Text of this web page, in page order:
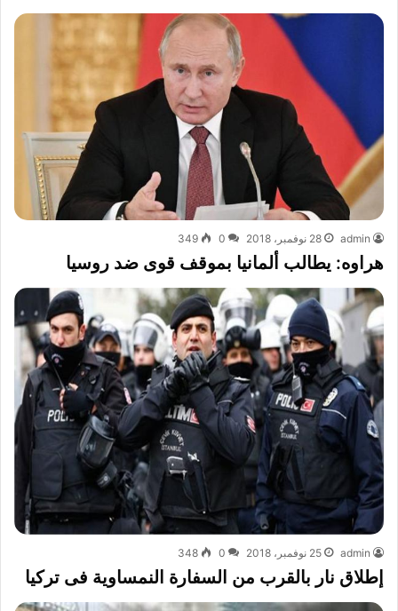
admin 28 نوفمبر، 2018 0
349
هراوه: يطالب ألمانيا بموقف قوى ضد روسيا
admin 25 نوفمبر، 2018 0
348
إطلاق نار بالقرب من السفارة النمساوية فى تركيا